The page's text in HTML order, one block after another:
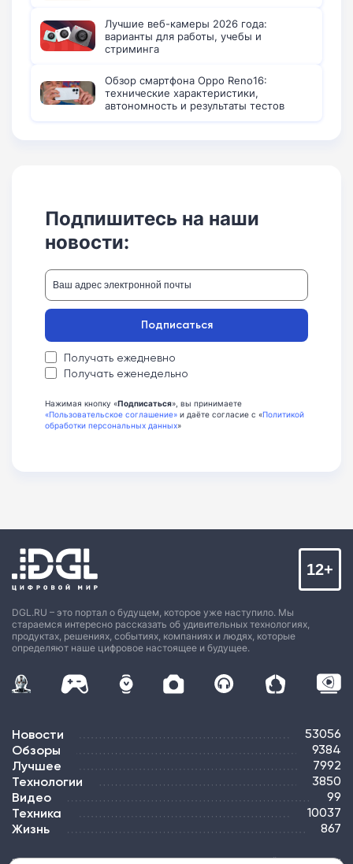
Лучшие веб-камеры 2026 года:
варианты для работы, учебы и
стриминга
Обзор смартфона Oppo Reno16:
технические характеристики,
автономность и результаты тестов
Подпишитесь на наши
новости:
Получать ежедневно
Получать еженедельно
Подписаться
Нажимая кнопку «Подписаться», вы принимаете
«Пользовательское соглашение» и даёте согласие с «Политикой
обработки персональных данных»
DGL.RU – это портал о будущем, которое уже наступило. Мы
стараемся интересно рассказать об удивительных технологиях,
продуктах, решениях, событиях, компаниях и людях, которые
определяют наше цифровое настоящее и будущее.
12+
Новости 53056
Обзоры 9384
Лучшее 7992
Технологии 3850
Видео 99
Техника 10037
Жизнь 867
ПОДПИСКА РЕКЛАМА КОНТАКТЫ КАРТА САЙТА ТЭГИ